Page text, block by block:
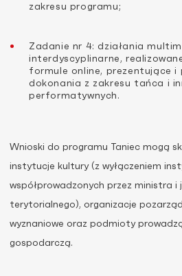
zakresu programu;
Zadanie nr 4: działania
interdyscyplinarne,
formule online, prezentujące i
dokonania z zakresu tańca i
performatywnych.
Wnioski do programu Taniec mogą
instytucje kultury (z wyłączeniem
współprowadzonych przez ministra
terytorialnego), organizacje
wyznaniowe oraz podmioty
gospodarczą.